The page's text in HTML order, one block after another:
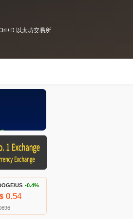
以太坊交易所
US -0.4%
0.54